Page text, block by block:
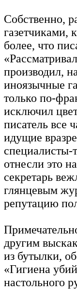
Собственно,
газетчиками,
более, что
производил,
иноязычные
только по-
исключил
писатель все
идущие
специалисты-
отнесли это
секретарь
глянцевым
репутацию
другим
из бутылки,
«Гигиена
настольного